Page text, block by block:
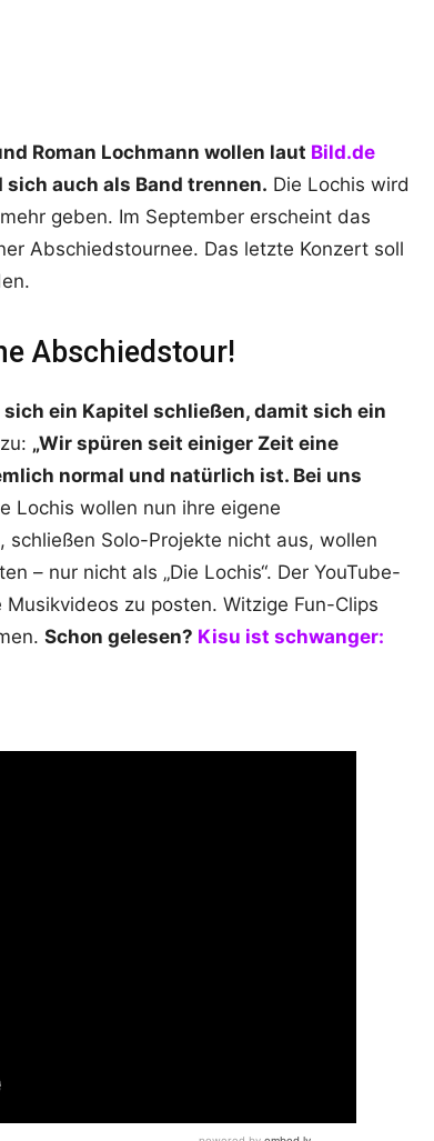
Roman Lochmann wollen laut Bild.de
sich auch als Band trennen. Die Lochis wird
geben. Im September erscheint das
Abschiedstournee. Das letzte Konzert soll
Abschiedstour!
sich ein Kapitel schließen, damit sich ein
„Wir spüren seit einiger Zeit eine
normal und natürlich ist. Bei uns
Lochis wollen nun ihre eigene
Solo-Projekte nicht aus, wollen
– nur nicht als „Die Lochis“. Der YouTube-
zu posten. Witzige Fun-Clips
Schon gelesen? Kisu ist schwanger: